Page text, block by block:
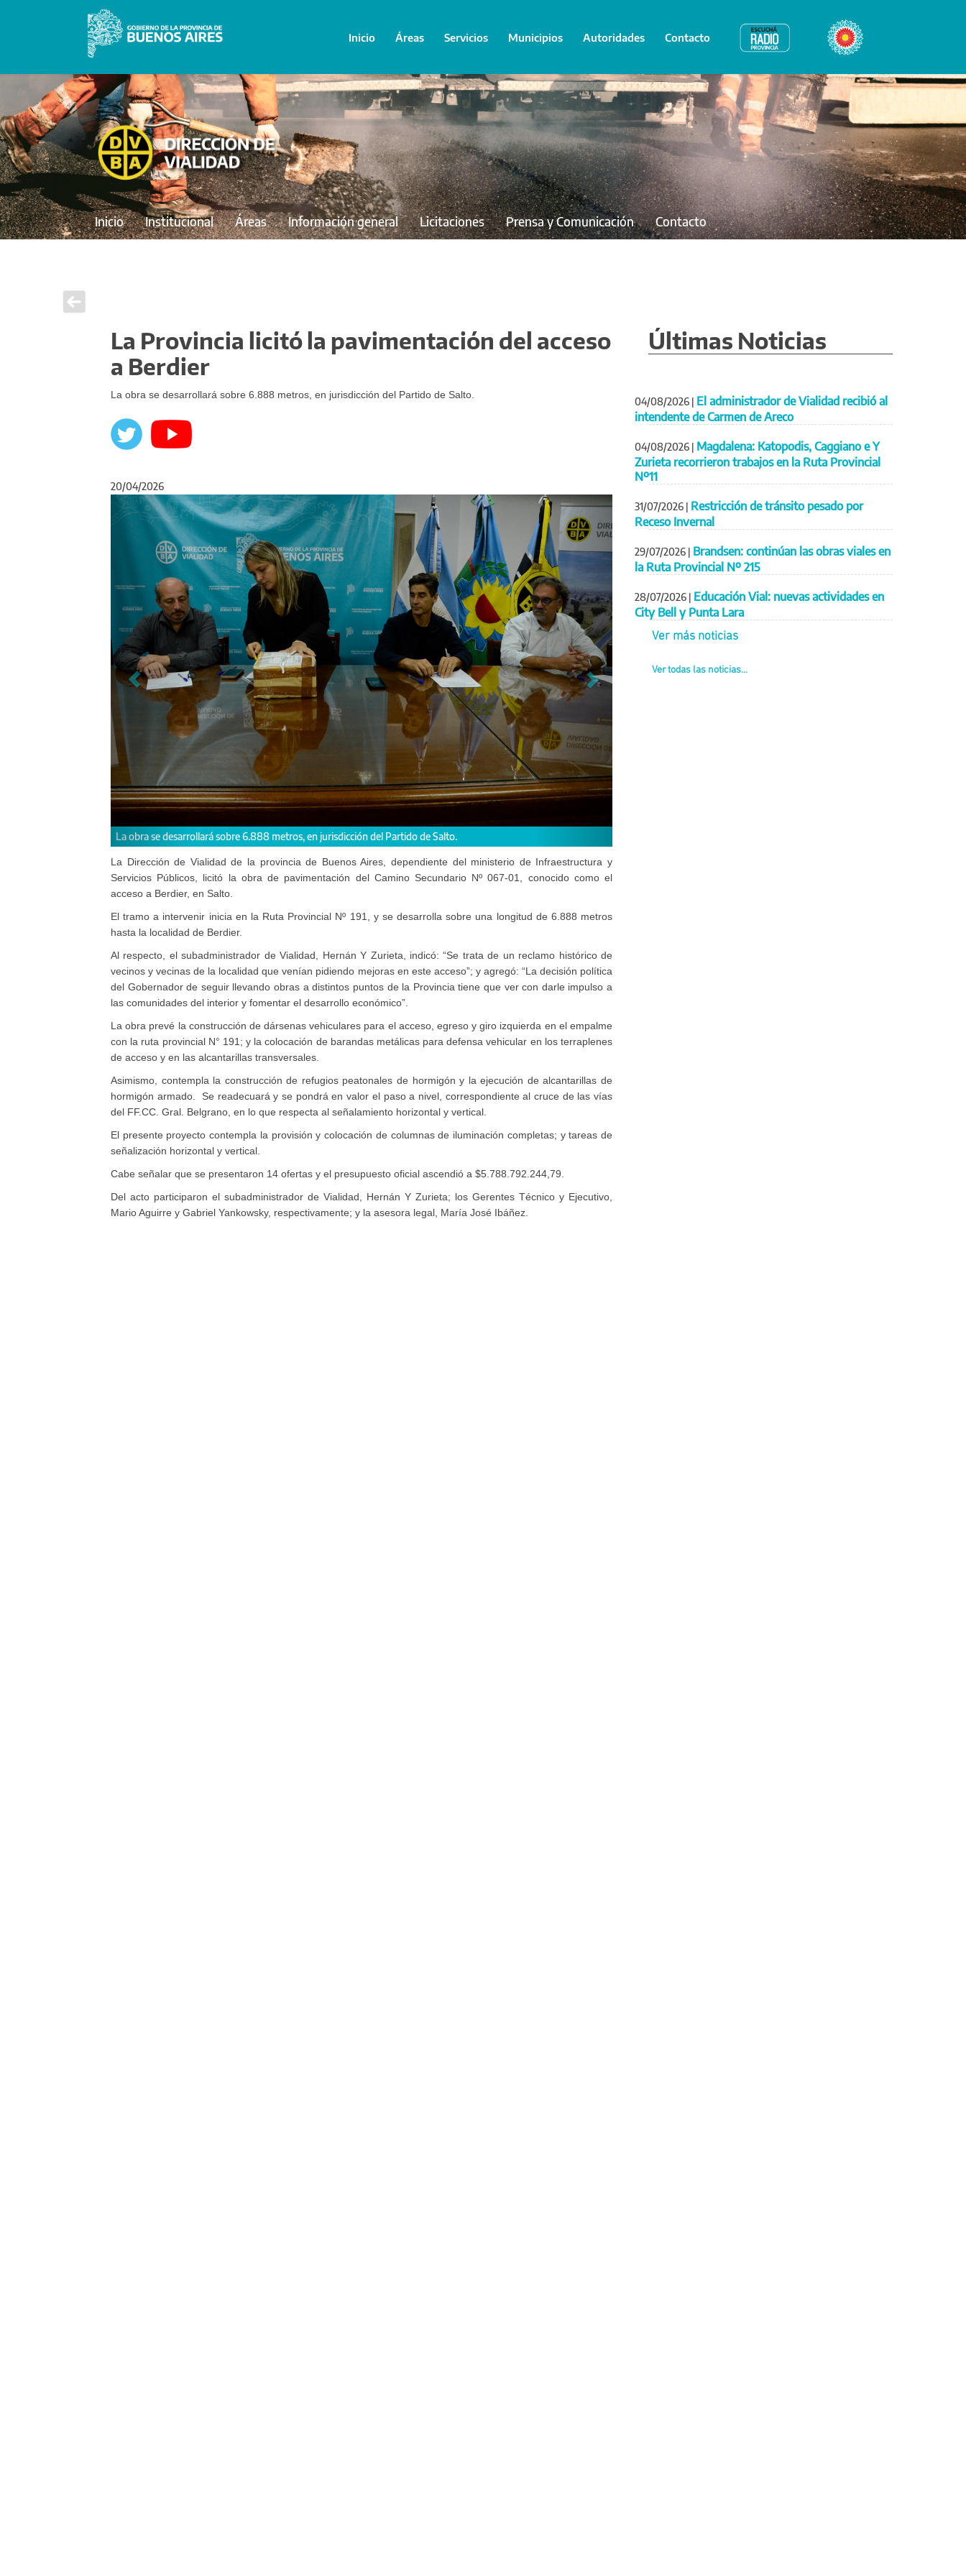
Inicio Áreas Servicios Municipios Autoridades Contacto Radio Provincia Bicentenario
Inicio Institucional Áreas Información general Licitaciones Prensa y Comunicación Contacto
La Provincia licitó la pavimentación del acceso
a Berdier
La obra se desarrollará sobre 6.888 metros, en jurisdicción del Partido de Salto.
20/04/2026
Cabe señalar que se presentaron 14 ofertas y el presupuesto oficial ascendió a $5.788.792.244,79.
Anterior Siguiente
La Dirección de Vialidad de la provincia de Buenos Aires, dependiente del ministerio de Infraestructura y
Servicios Públicos, licitó la obra de pavimentación del Camino Secundario Nº 067-01, conocido como el
acceso a Berdier, en Salto.
El tramo a intervenir inicia en la Ruta Provincial Nº 191, y se desarrolla sobre una longitud de 6.888 metros
hasta la localidad de Berdier.
Al respecto, el subadministrador de Vialidad, Hernán Y Zurieta, indicó: “Se trata de un reclamo histórico de
vecinos y vecinas de la localidad que venían pidiendo mejoras en este acceso”; y agregó: “La decisión política
del Gobernador de seguir llevando obras a distintos puntos de la Provincia tiene que ver con darle impulso a
las comunidades del interior y fomentar el desarrollo económico”.
La obra prevé la construcción de dársenas vehiculares para el acceso, egreso y giro izquierda en el empalme
con la ruta provincial N° 191; y la colocación de barandas metálicas para defensa vehicular en los terraplenes
de acceso y en las alcantarillas transversales.
Asimismo, contempla la construcción de refugios peatonales de hormigón y la ejecución de alcantarillas de
hormigón armado. Se readecuará y se pondrá en valor el paso a nivel, correspondiente al cruce de las vías
del FF.CC. Gral. Belgrano, en lo que respecta al señalamiento horizontal y vertical.
El presente proyecto contempla la provisión y colocación de columnas de iluminación completas; y tareas de
señalización horizontal y vertical.
Cabe señalar que se presentaron 14 ofertas y el presupuesto oficial ascendió a $5.788.792.244,79.
Del acto participaron el subadministrador de Vialidad, Hernán Y Zurieta; los Gerentes Técnico y Ejecutivo,
Mario Aguirre y Gabriel Yankowsky, respectivamente; y la asesora legal, María José Ibáñez.
Últimas Noticias
04/08/2026 | El administrador de Vialidad recibió al
intendente de Carmen de Areco
04/08/2026 | Magdalena: Katopodis, Caggiano e Y
Zurieta recorrieron trabajos en la Ruta Provincial
Nº11
31/07/2026 | Restricción de tránsito pesado por
Receso Invernal
29/07/2026 | Brandsen: continúan las obras viales en
la Ruta Provincial Nº 215
28/07/2026 | Educación Vial: nuevas actividades en
City Bell y Punta Lara
Ver más noticias
Ver todas las noticias...